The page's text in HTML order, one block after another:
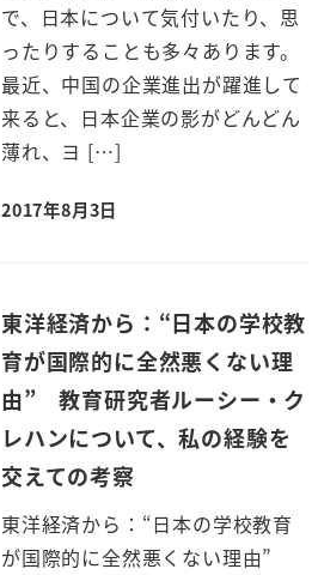
で、日本について気付いたり、思
ったりすることも多々あります。
最近、中国の企業進出が躍進して
来ると、日本企業の影がどんどん
薄れ、ヨ […]
2017年8月3日
東洋経済から：“日本の学校教
育が国際的に全然悪くない理
由” 教育研究者ルーシー・ク
レハンについて、私の経験を
交えての考察
東洋経済から：“日本の学校教育
が国際的に全然悪くない理由”